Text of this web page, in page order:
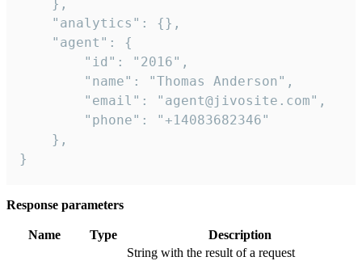
    },
    "analytics": {},
    "agent": {
        "id": "2016",
        "name": "Thomas Anderson",
        "email": "agent@jivosite.com",
        "phone": "+14083682346"
    },
}
Response parameters
Name Type Description
String with the result of a request